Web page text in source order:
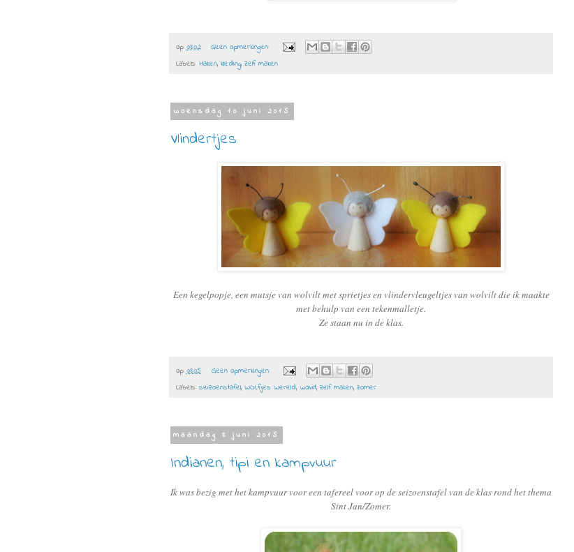
op 08:02
Geen opmerkingen:
Labels: Haken, kleding, zelf maken
woensdag 10 juni 2015
Vlindertjes
Een kegelpopje, een mutsje van wolvilt met sprietjes en vlindervleugeltjes van wolvilt die ik maakte
met behulp van een tekenmalletje.
Ze staan nu in de klas.
op 08:05
Geen opmerkingen:
Labels: seizoenstafel, WOLfjes Wereld, wolvilt, zelf maken, zomer
maandag 8 juni 2015
Indianen, tipi en kampvuur
Ik was bezig met het kampvuur voor een tafereel voor op de seizoenstafel van de klas rond het thema
Sint Jan/Zomer.